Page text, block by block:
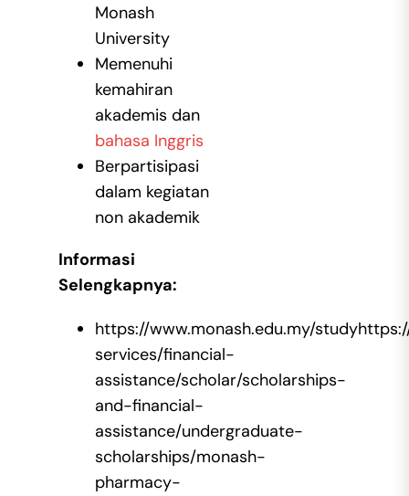
Monash
University
Memenuhi
kemahiran
akademis dan
bahasa Inggris
Berpartisipasi
dalam kegiatan
non akademik
Informasi
Selengkapnya:
https://www.monash.edu.my/
services/financial-
assistance/scholar/scholarships-
and-financial-
assistance/undergraduate-
scholarships/monash-
pharmacy-